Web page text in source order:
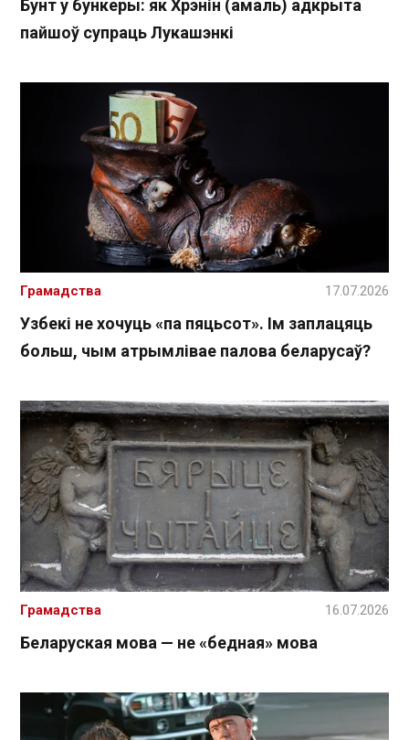
Бунт у бункеры: як Хрэнін (амаль) адкрыта
пайшоў супраць Лукашэнкі
Узбекі не хочуць «па пяцьсот». Ім заплацяць
больш, чым атрымлівае палова беларусаў?
Грамадства 17.07.2026
Беларуская мова — не «бедная» мова
Грамадства 16.07.2026